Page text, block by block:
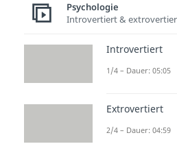
Beispiel Lernen
Ein typisches
Modell ist
Unterricht. Der
Schülern die
für die Lösung
Psychologie
Introvertiert &
Introvertiert
1/4 – Dauer: 05:05
Extrovertiert
2/4 – Dauer: 04:59